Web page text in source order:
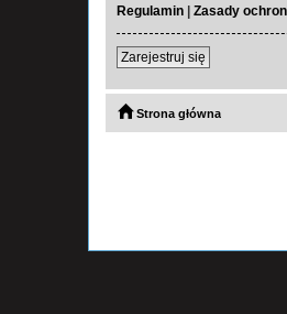
Regulamin | Zasady
Zarejestruj się
Strona główna